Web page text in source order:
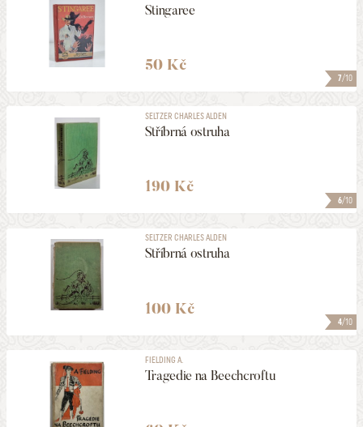
7/10
Stingaree
50 Kč
6/10
SELTZER CHARLES ALDEN
Stříbrná ostruha
190 Kč
4/10
SELTZER CHARLES ALDEN
Stříbrná ostruha
100 Kč
FIELDING A.
Tragedie na Beechcroftu